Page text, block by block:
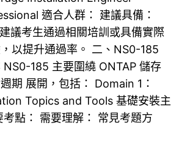
適合人群： 建議具備：
議考生通過相關培訓或具備實際
以提升通過率。 二、NS0-185
NS0-185 主要圍繞 ONTAP 儲存
期 展開，包括： Domain 1：
Topics and Tools 基礎安裝主
點： 需要理解： 常見考題方